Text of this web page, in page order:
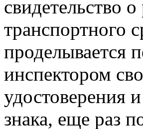
свидетельство
транспортного
проделывается
инспектором
удостоверения
знака, еще раз